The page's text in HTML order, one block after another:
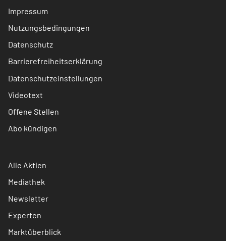
Impressum
Nutzungsbedingungen
Datenschutz
Barrierefreiheitserklärung
Datenschutzeinstellungen
Videotext
Offene Stellen
Abo kündigen
Alle Aktien
Mediathek
Newsletter
Experten
Marktüberblick